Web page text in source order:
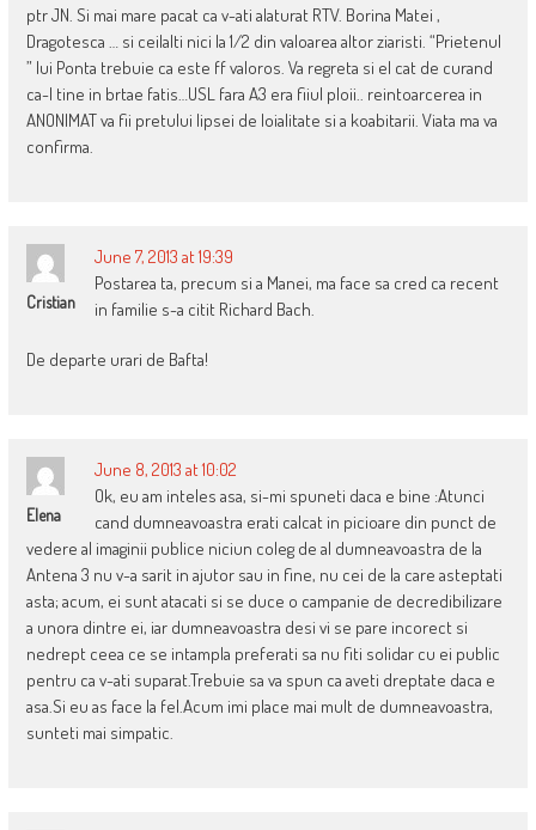
ptr JN. Si mai mare pacat ca v-ati alaturat RTV. Borina Matei ,
Dragotesca … si ceilalti nici la 1/2 din valoarea altor ziaristi. “Prietenul
” lui Ponta trebuie ca este ff valoros. Va regreta si el cat de curand
ca-l tine in brtae fatis…USL fara A3 era fiiul ploii.. reintoarcerea in
ANONIMAT va fii pretului lipsei de loialitate si a koabitarii. Viata ma va
confirma.
Cristian
June 7, 2013 at 19:39
Postarea ta, precum si a Manei, ma face sa cred ca recent
in familie s-a citit Richard Bach.
De departe urari de Bafta!
Elena
June 8, 2013 at 10:02
Ok, eu am inteles asa, si-mi spuneti daca e bine :Atunci
cand dumneavoastra erati calcat in picioare din punct de
vedere al imaginii publice niciun coleg de al dumneavoastra de la
Antena 3 nu v-a sarit in ajutor sau in fine, nu cei de la care asteptati
asta; acum, ei sunt atacati si se duce o campanie de decredibilizare
a unora dintre ei, iar dumneavoastra desi vi se pare incorect si
nedrept ceea ce se intampla preferati sa nu fiti solidar cu ei public
pentru ca v-ati suparat.Trebuie sa va spun ca aveti dreptate daca e
asa.Si eu as face la fel.Acum imi place mai mult de dumneavoastra,
sunteti mai simpatic.